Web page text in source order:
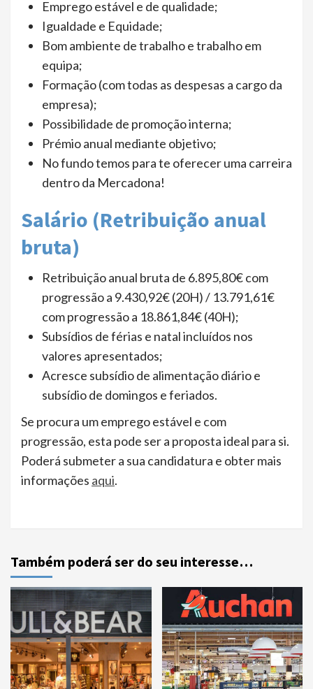
Emprego estável e de qualidade;
Igualdade e Equidade;
Bom ambiente de trabalho e trabalho em
equipa;
Formação (com todas as despesas a cargo da
empresa);
Possibilidade de promoção interna;
Prémio anual mediante objetivo;
No fundo temos para te oferecer uma carreira
dentro da Mercadona!
Salário (Retribuição anual
bruta)
Retribuição anual bruta de 6.895,80€ com
progressão a 9.430,92€ (20H) / 13.791,61€
com progressão a 18.861,84€ (40H);
Subsídios de férias e natal incluídos nos
valores apresentados;
Acresce subsídio de alimentação diário e
subsídio de domingos e feriados.
Se procura um emprego estável e com
progressão, esta pode ser a proposta ideal para si.
Poderá submeter a sua candidatura e obter mais
informações aqui.
Também poderá ser do seu interesse…